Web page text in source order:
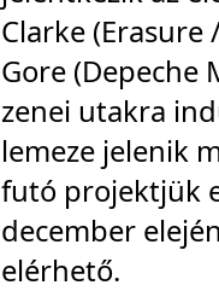
Clarke (Erasure
Gore (Depeche
zenei utakra
lemeze jelenik
futó projektjük
december
elérhető.